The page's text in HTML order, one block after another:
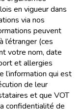
en vigueur dans
via nos
peuvent
(ces
votre nom, date
et allergies
l’information qui est
de leur
et que VOT
confidentialité de